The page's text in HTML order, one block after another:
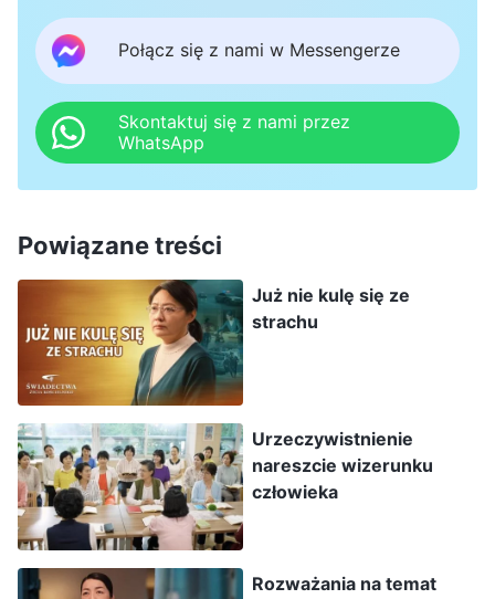
jednak miałam sporo obaw i wiedziałam, że
prawdopodobnie minie całkiem sporo czasu, nim
uda się ostatecznie rozwiązać nękające ten
kościół problemy. Tymczasem aresztowano już
mniej więcej połowę braci i sióstr z tej
wspólnoty, więc im dłużej bym tam przebywała,
Pomyślałam zatem o tym, że dom Boży mówi, że
w szczególnie niebezpiecznych środowiskach
część pracy kościoła można odłożyć na później,
aby uniknąć ponoszenia większych strat. Skoro
już zdecydowaliśmy, jak rozwiązać problem,
uznałam, że mogę odtąd pozostawić sprawę w
rękach tamtejszej pastorki. Co prędzej
rozdzieliłam więc pozostałe zadania i wróciłam
do domu.
Połącz się z nami w Messengerze
Skontaktuj się z nami przez
WhatsApp
Powiązane treści
Już nie kulę się ze
strachu
Urzeczywistnienie
nareszcie wizerunku
człowieka
Rozważania na temat